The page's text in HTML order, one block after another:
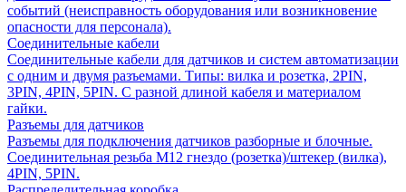
событий (неисправность оборудования или возникновение
опасности для персонала).
Соединительные кабели
Соединительные кабели для датчиков и систем автоматизации
с одним и двумя разъемами. Типы: вилка и розетка, 2PIN,
3PIN, 4PIN, 5PIN. С разной длиной кабеля и материалом
гайки.
Разъемы для датчиков
Разъемы для подключения датчиков разборные и блочные.
Соединительная резьба М12 гнездо (розетка)/штекер (вилка),
4PIN, 5PIN.